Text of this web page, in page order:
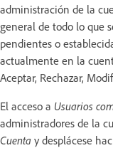
administración de la
general de todo lo que
pendientes o
actualmente en la
Aceptar, Rechazar,
El acceso a Usuarios
administradores de la
Cuenta y desplácese